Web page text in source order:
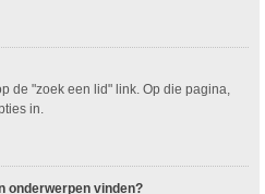
de "zoek een lid" link. Op die pagina,
in.
onderwerpen vinden?